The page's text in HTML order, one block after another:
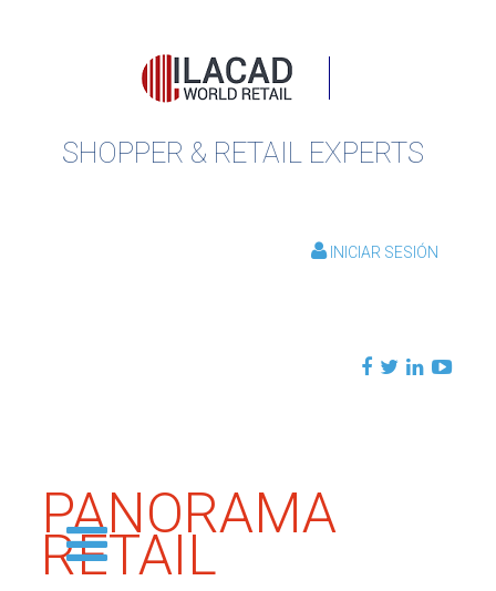
SHOPPER & RETAIL EXPERTS
INICIAR SESIÓN
PANORAMA
RETAIL